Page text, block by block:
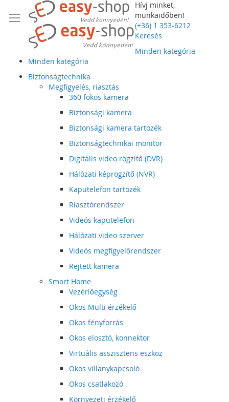
Hívj minket,
munkaidőben!
(+36) 1 353-6212
Keresés
Minden kategória
Minden kategória
Biztonságtechnika
Megfigyelés, riasztás
360 fokos kamera
Biztonsági kamera
Biztonsági kamera tartozék
Biztonságtechnikai monitor
Digitális video rögzítő (DVR)
Hálózati képrögzítő (NVR)
Kaputelefon tartozék
Riasztórendszer
Videós kaputelefon
Hálózati video szerver
Videós megfigyelőrendszer
Rejtett kamera
Smart Home
Vezérlőegység
Okos Multi érzékelő
Okos fényforrás
Okos elosztó, konnektor
Virtuális asszisztens eszköz
Okos villanykapcsoló
Okos csatlakozó
Környezeti érzékelő